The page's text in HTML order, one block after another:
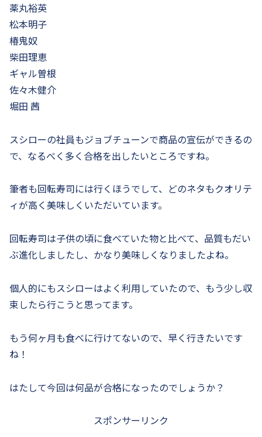
薬丸裕英
松本明子
椿鬼奴
柴田理恵
ギャル曽根
佐々木健介
堀田 茜
スシローの社員もジョブチューンで商品の宣伝ができるの
で、なるべく多く合格を出したいところですね。
筆者も回転寿司には行くほうでして、どのネタもクオリテ
ィが高く美味しくいただいています。
回転寿司は子供の頃に食べていた物と比べて、品質もだい
ぶ進化しましたし、かなり美味しくなりましたよね。
個人的にもスシローはよく利用していたので、もう少し収
束したら行こうと思ってます。
もう何ヶ月も食べに行けてないので、早く行きたいです
ね！
はたして今回は何品が合格になったのでしょうか？
スポンサーリンク